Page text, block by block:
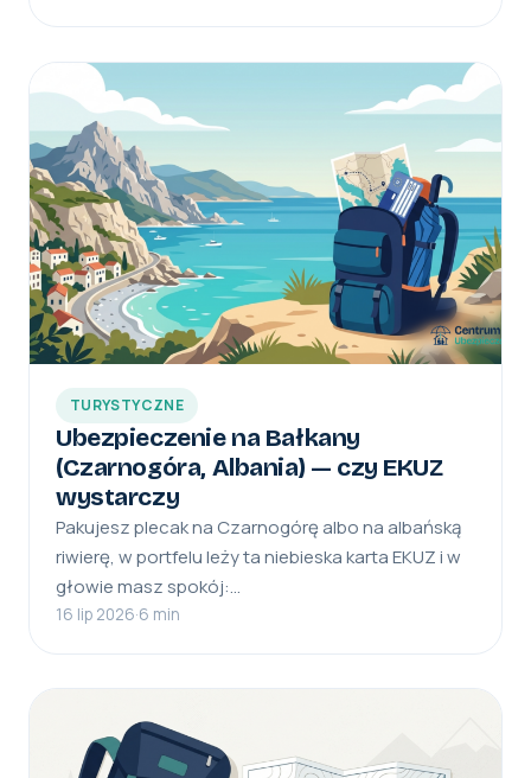
TURYSTYCZNE
Ubezpieczenie na Bałkany
(Czarnogóra, Albania) — czy EKUZ
wystarczy
Pakujesz plecak na Czarnogórę albo na albańską
riwierę, w portfelu leży ta niebieska karta EKUZ i w
głowie masz spokój:…
16 lip 2026·6 min